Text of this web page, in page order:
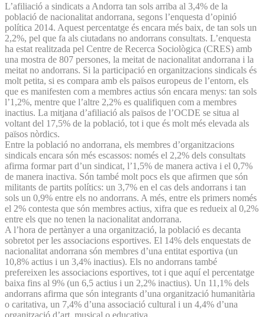
L’afiliació a sindicats a Andorra tan sols arriba al 3,4% de la
població de nacionalitat andorrana, segons l’enquesta d’opinió
política 2014. Aquest percentatge és encara més baix, de tan sols un
2,2%, pel que fa als ciutadans no andorrans consultats. L’enquesta
ha estat realitzada pel Centre de Recerca Sociològica (CRES) amb
una mostra de 807 persones, la meitat de nacionalitat andorrana i la
meitat no andorrans. Si la participació en organitzacions sindicals és
molt petita, si es compara amb els països europeus de l’entorn, els
que es manifesten com a membres actius són encara menys: tan sols
l’1,2%, mentre que l’altre 2,2% es qualifiquen com a membres
inactius. La mitjana d’afiliació als països de l’OCDE se situa al
voltant del 17,5% de la població, tot i que és molt més elevada als
països nòrdics.
Entre la població no andorrana, els membres d’organitzacions
sindicals encara són més escassos: només el 2,2% dels consultats
afirma formar part d’un sindicat, l’1,5% de manera activa i el 0,7%
de manera inactiva. Són també molt pocs els que afirmen que són
militants de partits polítics: un 3,7% en el cas dels andorrans i tan
sols un 0,9% entre els no andorrans. A més, entre els primers només
el 2% contesta que són membres actius, xifra que es redueix al 0,2%
entre els que no tenen la nacionalitat andorrana.
A l’hora de pertànyer a una organització, la població es decanta
sobretot per les associacions esportives. El 14% dels enquestats de
nacionalitat andorrana són membres d’una entitat esportiva (un
10,8% actius i un 3,4% inactius). Els no andorrans també
prefereixen les associacions esportives, tot i que aquí el percentatge
baixa fins al 9% (un 6,5 actius i un 2,2% inactius). Un 11,1% dels
andorrans afirma que són integrants d’una organització humanitària
o caritativa, un 7,4% d’una associació cultural i un 4,4% d’una
organització d’art, musical o educativa.